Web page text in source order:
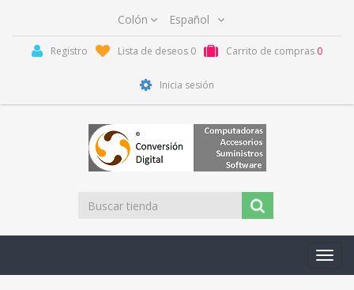
Registro Lista de deseos 0 Carrito de compras 0
Inicia sesión